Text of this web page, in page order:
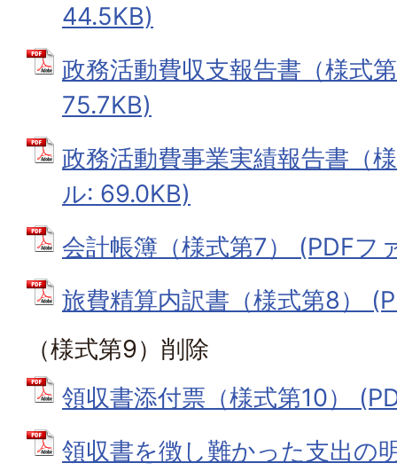
44.5KB)
政務活動費収支報告書（様式
75.7KB)
政務活動費事業実績報告書（
ル: 69.0KB)
会計帳簿（様式第7） (PDFフ
旅費精算内訳書（様式第8）
（様式第9）削除
領収書添付票（様式第10）
領収書を徴し難かった支出の